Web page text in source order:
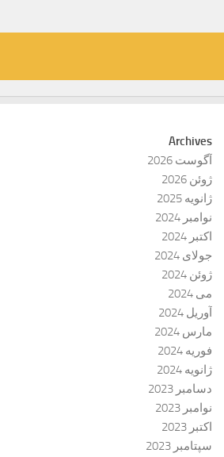
Archives
آگوست 2026
ژوئن 2026
ژانویه 2025
نوامبر 2024
اکتبر 2024
جولای 2024
ژوئن 2024
می 2024
آوریل 2024
مارس 2024
فوریه 2024
ژانویه 2024
دسامبر 2023
نوامبر 2023
اکتبر 2023
سپتامبر 2023